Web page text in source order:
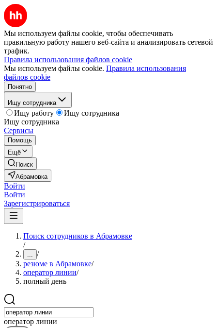
Мы используем файлы cookie, чтобы обеспечивать
правильную работу нашего веб-сайта и анализировать сетевой
трафик.
Правила использования файлов cookie
Мы используем файлы cookie. Правила использования
файлов cookie
Понятно
Ищу сотрудника
Ищу работу
Ищу сотрудника
Ищу сотрудника
Сервисы
Помощь
Ещё
Поиск
Абрамовка
Войти
Войти
Зарегистрироваться
Поиск сотрудников в Абрамовке
/
... /
резюме в Абрамовке/
оператор линии/
полный день
оператор линии